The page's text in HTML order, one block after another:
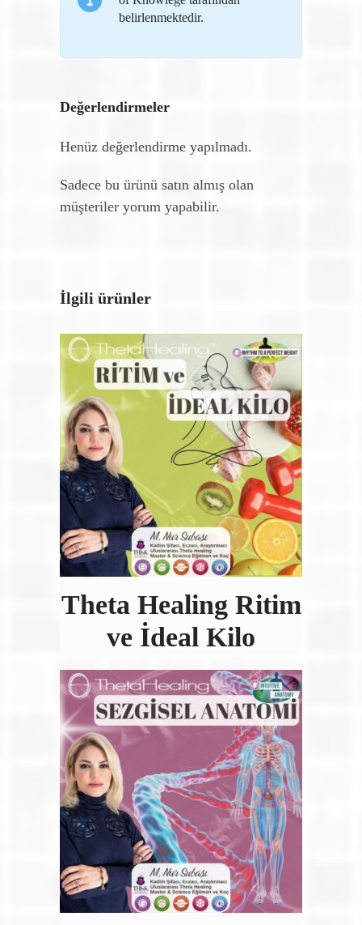
belirlenmektedir.
Değerlendirmeler
Henüz değerlendirme yapılmadı.
Sadece bu ürünü satın almış olan
müşteriler yorum yapabilir.
İlgili ürünler
Theta Healing Ritim
ve İdeal Kilo